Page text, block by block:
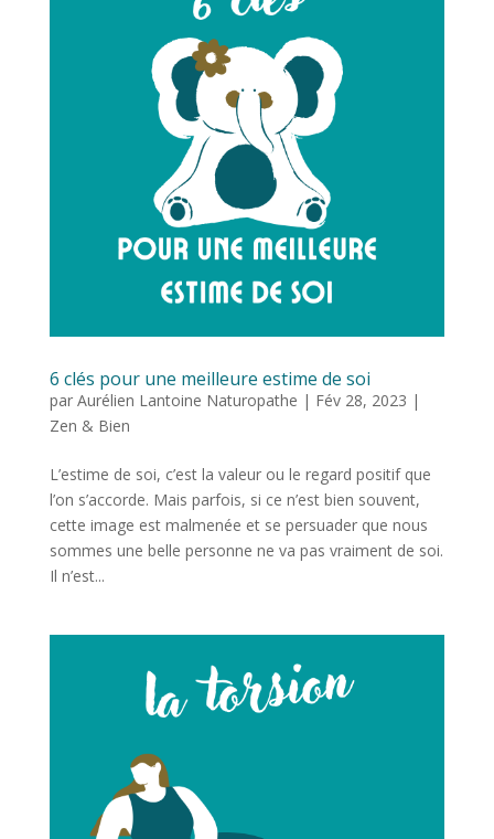
6 clés pour une meilleure estime de soi
par Aurélien Lantoine Naturopathe | Fév 28, 2023 |
Zen & Bien
L’estime de soi, c’est la valeur ou le regard positif que
l’on s’accorde. Mais parfois, si ce n’est bien souvent,
cette image est malmenée et se persuader que nous
sommes une belle personne ne va pas vraiment de soi.
Il n’est...